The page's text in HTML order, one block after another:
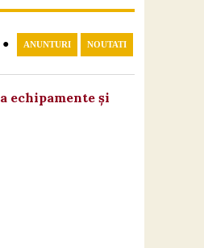
● ANUNTURI NOUTATI
echipamente și